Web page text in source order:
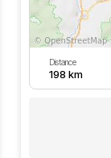
Distance
198 km